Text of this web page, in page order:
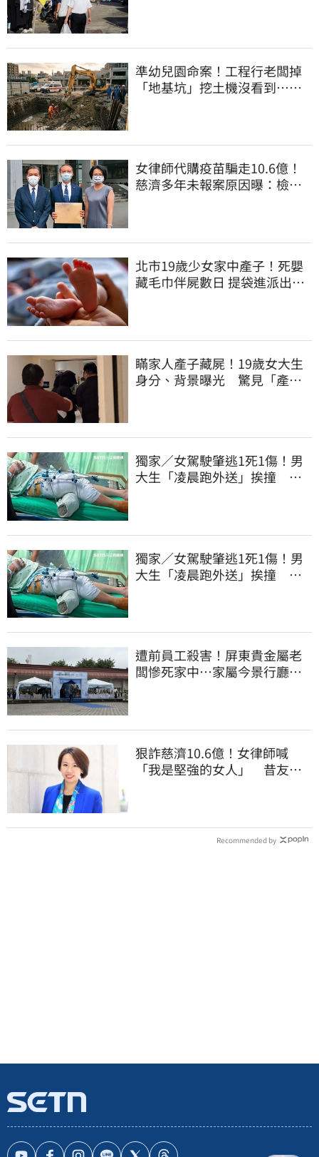
準幼兒園命案！工程行老闆掉
「地基坑」挖土機沒看到…下
女律師代購疫苗騙走10.6億！
慈濟多年未報案原因曝：檢警
北市19歲少女家中產子！死嬰
藏毛巾伴屍數日 提袋進派出所
瞞家人產子藏屍！19歲女大生
身分、背景曝光 驚見「產檢
獨家／女駕駛肇逃1死1傷！男
大生「凌晨跑外送」挨撞 媽
獨家／女駕駛肇逃1死1傷！男
大生「凌晨跑外送」挨撞 媽
遭前員工殺害！屏東貴金屬老
闆慘死家中…家屬今景行廳低
狠詐慈濟10.6億！女律師喊
「我是堅強的女人」 昔友人
Recommended by